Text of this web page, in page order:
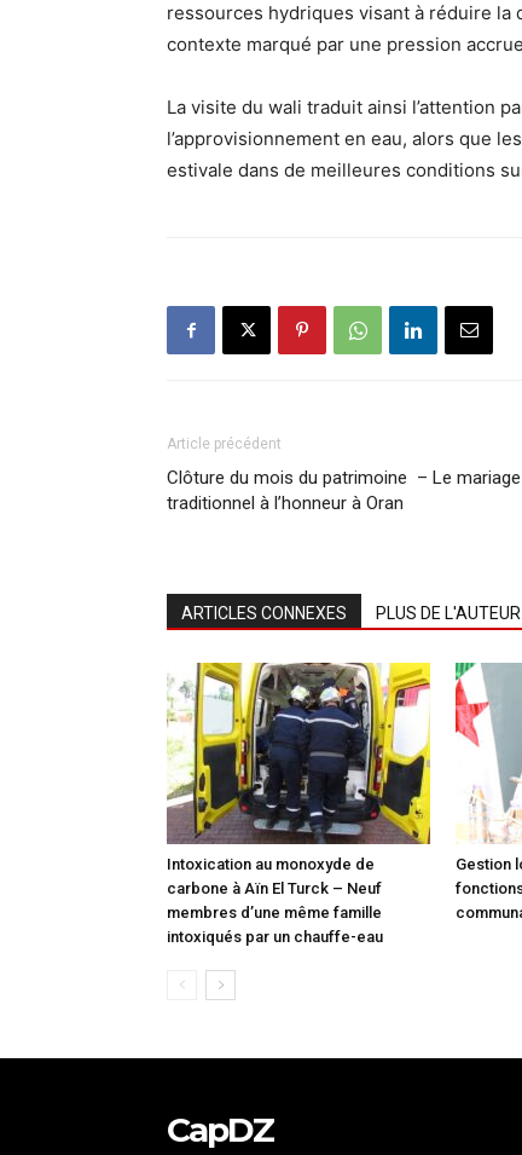
ressources hydriques visant à réduire la
contexte marqué par une pression
La visite du wali traduit ainsi l’attention
l’approvisionnement en eau, alors que
estivale dans de meilleures conditions
Article précédent
Clôture du mois du patrimoine – Le mariage
traditionnel à l’honneur à Oran
ARTICLES CONNEXES PLUS DE L'AUTEUR
Intoxication au monoxyde de
carbone à Aïn El Turck – Neuf
membres d’une même famille
intoxiqués par un chauffe-eau
Gestion
CapDZ